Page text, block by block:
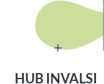
HUB INVALSI